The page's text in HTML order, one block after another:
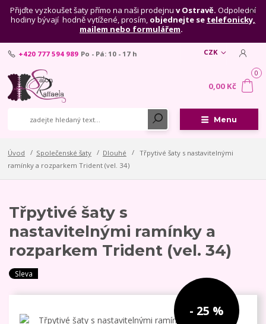
Přijďte vyzkoušet šaty přímo na naši prodejnu v Ostravě. Odpolední
hodiny bývají hodně vytížené, prosím, objednejte se telefonicky,
mailem nebo formulářem.
Menu
CZK
+420 777 594 989 Po - Pá: 10 - 17 h
0
0,00 Kč
Úvod Společenské šaty Dlouhé
Třpytivé šaty s nastavitelnými
ramínky a rozparkem Trident (vel. 34)
Třpytivé šaty s
nastavitelnými ramínky a
rozparkem Trident (vel. 34)
Sleva
- 25 %